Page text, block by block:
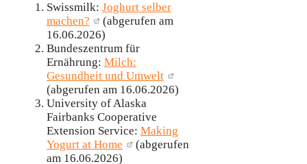
Swissmilk: Joghurt selber
machen?
(abgerufen am
16.06.2026)
Bundeszentrum für
Ernährung: Milch:
Gesundheit und Umwelt
(abgerufen am 16.06.2026)
University of Alaska
Fairbanks Cooperative
Extension Service: Making
Yogurt at Home
(abgerufen
am 16.06.2026)